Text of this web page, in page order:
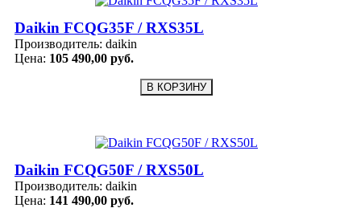
Daikin FCQG35F / RXS35L
Производитель: daikin
Цена: 105 490,00 руб.
Daikin FCQG50F / RXS50L
Производитель: daikin
Цена: 141 490,00 руб.